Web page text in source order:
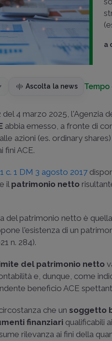
a
Ascolta la news
del 4 marzo 2025, l'Agenzia
abbia emesso, a fronte di
azioni (es. ordinary
fini ACE.
c. 1 DM 3 agosto 2017
il patrimonio netto
del patrimonio netto è
l'esistenza di un
n. 284).
del patrimonio netto
e, dunque, come
beneficio ACE
che un soggetto
finanziari qualificabili
rilevanza ai fini della